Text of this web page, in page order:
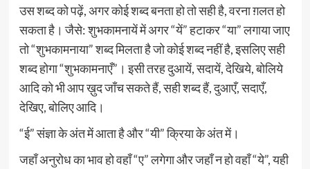
उस शब्द को पढ़ें, अगर कोई शब्द बनता हो तो सही है, वरना ग़लत हो
सकता है। जैसे: शुभकामनायें में अगर “यें” हटाकर “या” लगाया जाए
तो “शुभकामनाया” शब्द मिलता है जो कोई शब्द नहीं है, इसलिए सही
शब्द होगा “शुभकामनाएँ”। इसी तरह दुआयें, सदायें, देखिये, बोलिये
आदि को भी आप ख़ुद जाँच सकते हैं, सही शब्द हैं, दुआएँ, सदाएँ,
देखिए, बोलिए आदि।
“ई” संज्ञा के अंत में आता है और “यी” क्रिया के अंत में।
जहाँ अनुरोध का भाव हो वहाँ “ए” लगेगा और जहाँ न हो वहाँ “ये”, यही